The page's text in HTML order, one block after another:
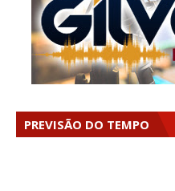
PREVISÃO DO TEMPO